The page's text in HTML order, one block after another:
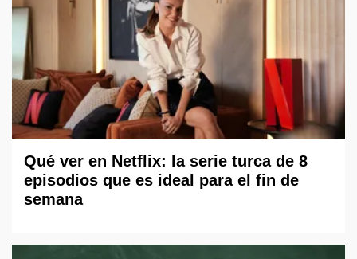
Qué ver en Netflix: la serie turca de 8
episodios que es ideal para el fin de
semana